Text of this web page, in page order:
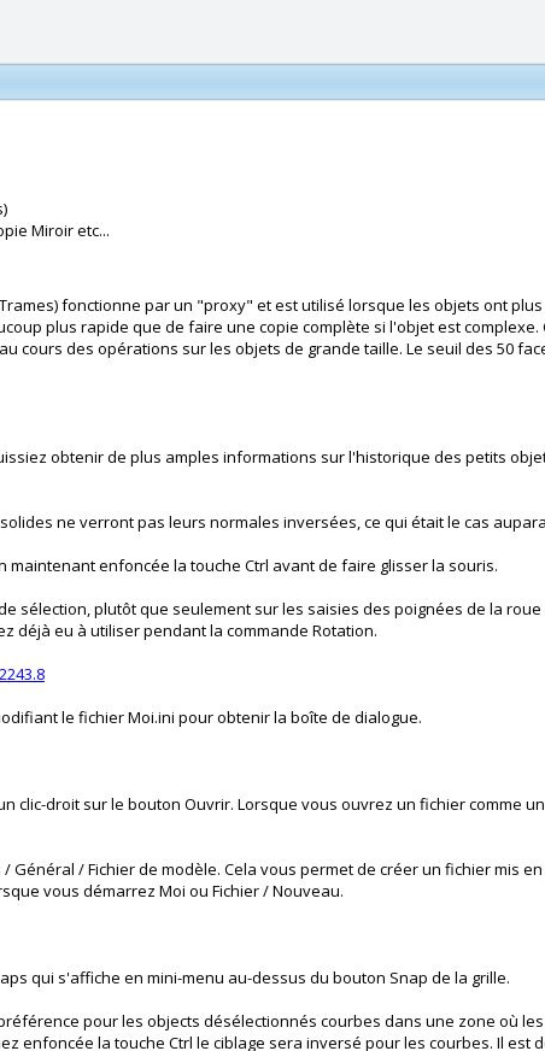
Miroir etc...
fonctionne par un "proxy" et est utilisé lorsque les objets ont
plus rapide que de faire une copie complète si l'objet est
des opérations sur les objets de grande taille. Le seuil des 50
obtenir de plus amples informations sur l'historique des petits
ne verront pas leurs normales inversées, ce qui était le cas
enfoncée la touche Ctrl avant de faire glisser la souris.
sélection, plutôt que seulement sur les saisies des poignées de la
déjà eu à utiliser pendant la commande Rotation.
le fichier Moi.ini pour obtenir la boîte de dialogue.
clic-droit sur le bouton Ouvrir. Lorsque vous ouvrez un fichier comme
/ Fichier de modèle. Cela vous permet de créer un fichier mis
vous démarrez Moi ou Fichier / Nouveau.
qui s'affiche en mini-menu au-dessus du bouton Snap de la grille.
pour les objects désélectionnés courbes dans une zone où
enfoncée la touche Ctrl le ciblage sera inversé pour les courbes. Il